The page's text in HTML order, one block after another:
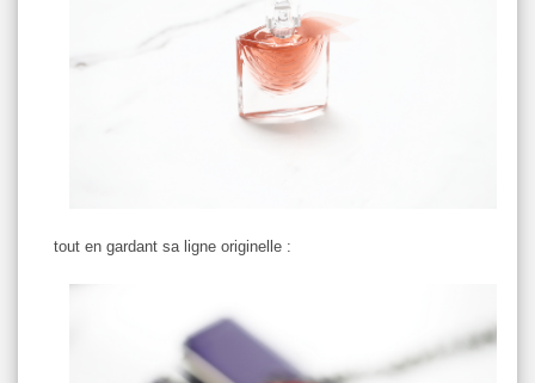
tout en gardant sa ligne originelle :